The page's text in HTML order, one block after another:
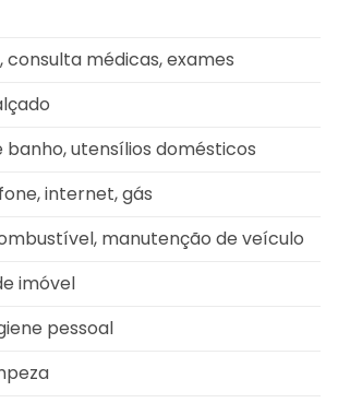
consulta médicas, exames
banho, utensílios domésticos
internet, gás
manutenção de veículo
imóvel
pessoal